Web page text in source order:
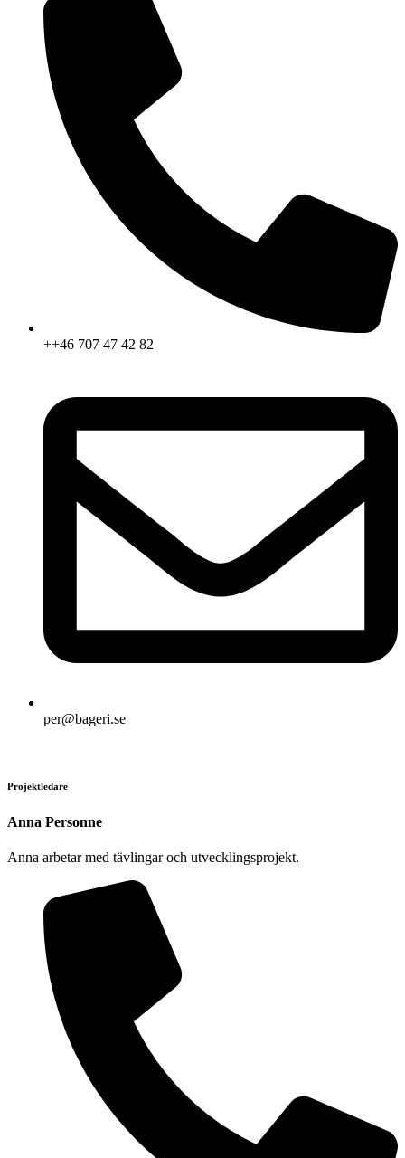
++46 707 47 42 82
per@bageri.se
Projektledare
Anna Personne
Anna arbetar med tävlingar och utvecklingsprojekt.